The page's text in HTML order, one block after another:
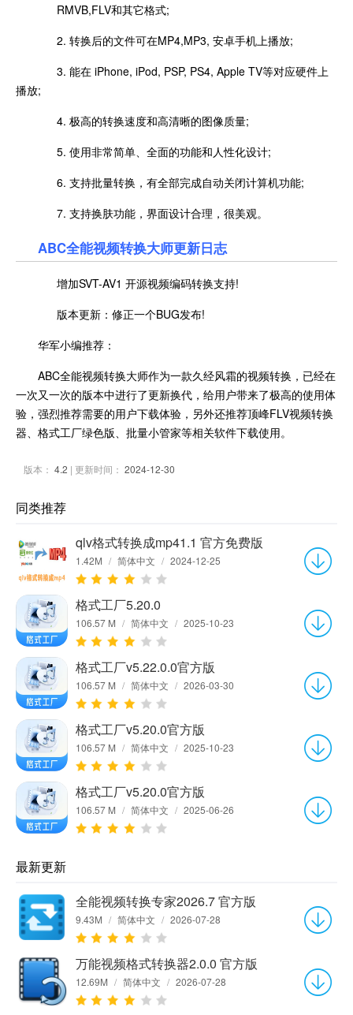
RMVB,FLV和其它格式;
2. 转换后的文件可在MP4,MP3, 安卓手机上播放;
3. 能在 iPhone, iPod, PSP, PS4, Apple TV等对应硬件上
播放;
4. 极高的转换速度和高清晰的图像质量;
5. 使用非常简单、全面的功能和人性化设计;
6. 支持批量转换，有全部完成自动关闭计算机功能;
7. 支持换肤功能，界面设计合理，很美观。
ABC全能视频转换大师更新日志
增加SVT-AV1 开源视频编码转换支持!
版本更新：修正一个BUG发布!
华军小编推荐：
ABC全能视频转换大师作为一款久经风霜的视频转换，已经在
一次又一次的版本中进行了更新换代，给用户带来了极高的使用体
验，强烈推荐需要的用户下载体验，另外还推荐顶峰FLV视频转换
器、格式工厂绿色版、批量小管家等相关软件下载使用。
版本： 4.2 | 更新时间： 2024-12-30
同类推荐
qlv格式转换成mp41.1 官方免费版
1.42M / 简体中文 / 2024-12-25
格式工厂5.20.0
106.57 M / 简体中文 / 2025-10-23
格式工厂v5.22.0.0官方版
106.57 M / 简体中文 / 2026-03-30
格式工厂v5.20.0官方版
106.57 M / 简体中文 / 2025-10-23
格式工厂v5.20.0官方版
106.57 M / 简体中文 / 2025-06-26
最新更新
全能视频转换专家2026.7 官方版
9.43M / 简体中文 / 2026-07-28
万能视频格式转换器2.0.0 官方版
12.69M / 简体中文 / 2026-07-28